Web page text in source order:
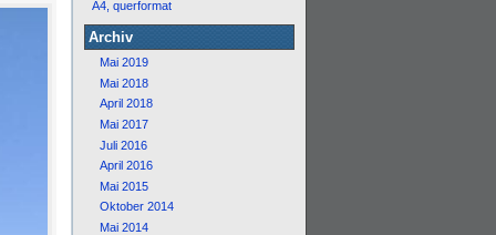
A4, querformat
Archiv
Mai 2019
Mai 2018
April 2018
Mai 2017
Juli 2016
April 2016
Mai 2015
Oktober 2014
Mai 2014